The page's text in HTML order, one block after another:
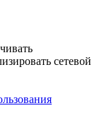
сетевой